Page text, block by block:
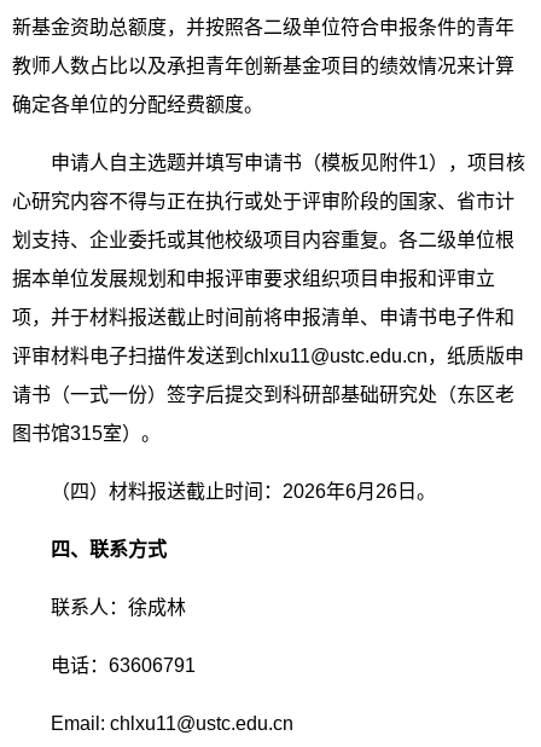
新基金资助总额度，并按照各二级单位符合申报条件的青年
教师人数占比以及承担青年创新基金项目的绩效情况来计算
确定各单位的分配经费额度。
申请人自主选题并填写申请书（模板见附件1），项目核
心研究内容不得与正在执行或处于评审阶段的国家、省市计
划支持、企业委托或其他校级项目内容重复。 各二级单位根
据本单位发展规划和申报评审要求组织项目申报和评审立
项，并于材料报送截止时间前将申报清单、申请书电子件和
评审材料电子扫描件发送到chlxu11@ustc.edu.cn，纸质版申
请书（一式一份）签字后提交到科研部基础研究处（东区老
图书馆315室）。
（四）材料报送截止时间：2026年6月26日。
四、联系方式
联系人：徐成林
电话：63606791
Email: chlxu11@ustc.edu.cn